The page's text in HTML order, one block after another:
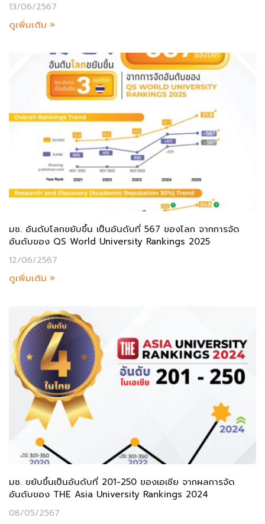
13/06/2567
ดูเพิ่มเติม »
มช. อันดับโลกขยับขึ้น เป็นอันดับที่ 567 ของโลก จากการจัด
อันดับของ QS World University Rankings 2025
12/06/2567
ดูเพิ่มเติม »
มช. ขยับขึ้นเป็นอันดับที่ 201-250 ของเอเชีย จากผลการจัด
อันดับของ THE Asia University Rankings 2024
08/05/2567